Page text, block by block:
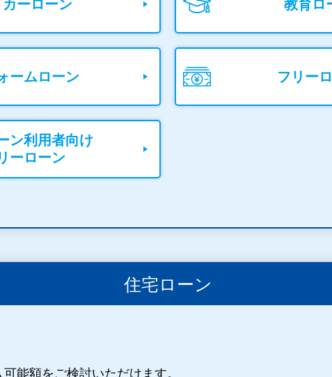
ーローン 教育ロ
ームローン フリー
ン利用者向け
ーローン
住宅ローン
能額をご検討いただけます。